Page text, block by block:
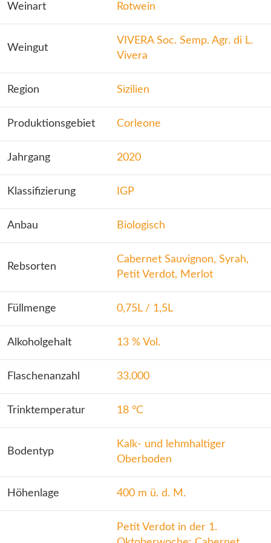
Weinart Rotwein
Weingut
VIVERA Soc. Semp. Agr. di L.
Vivera
Region Sizilien
Produktionsgebiet Corleone
Jahrgang 2020
Klassifizierung IGP
Anbau Biologisch
Rebsorten
Cabernet Sauvignon, Syrah,
Petit Verdot, Merlot
Füllmenge 0,75L / 1,5L
Alkoholgehalt 13 % Vol.
Flaschenanzahl 33.000
Trinktemperatur 18 °C
Bodentyp
Kalk- und lehmhaltiger
Oberboden
Höhenlage 400 m ü. d. M.
Petit Verdot in der 1.